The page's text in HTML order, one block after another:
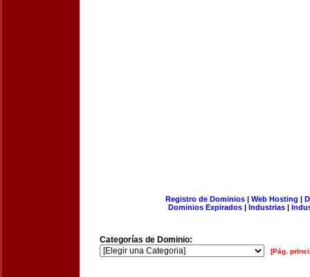
Registro de Dominios| Web Hosting |
Dominios Expirados | Industrias |
Categorías de Dominio:
[Pág.